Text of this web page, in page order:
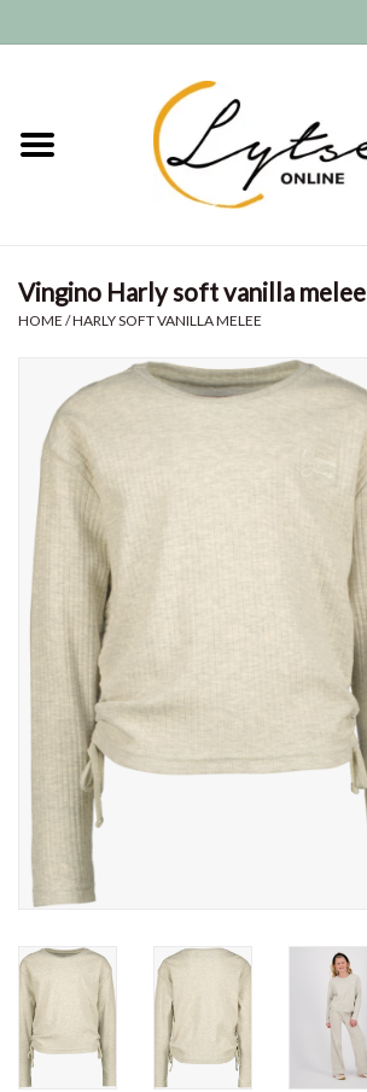
Meisjes
Merken
GRATIS VERZENDEN (vanaf EUR
15)
Vingino Harly soft vanilla melee
HOME /HARLY SOFT VANILLA MELEE